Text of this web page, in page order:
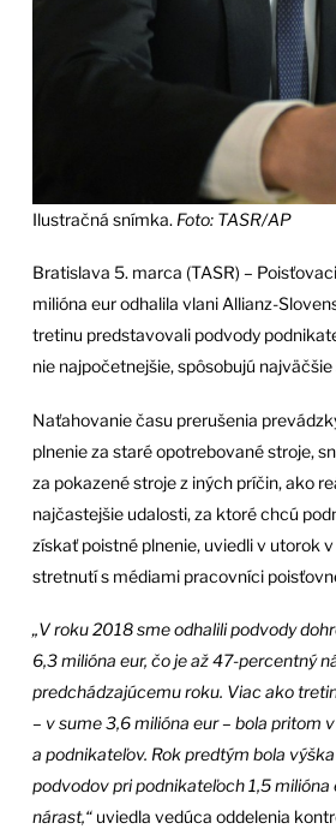
Ilustračná snímka. Foto: TASR/AP
Bratislava 5. marca (TASR) –
milióna eur odhalila vlani Allianz-
tretinu predstavovali podvody
nie najpočetnejšie, spôsobujú najväčšie
Naťahovanie času prerušenia
plnenie za staré opotrebované stroje,
za pokazené stroje z iných príčin, ako
najčastejšie udalosti, za ktoré chcú
získať poistné plnenie, uviedli v utorok
stretnutí s médiami pracovníci
„V roku 2018 sme odhalili podvody
6,3 milióna eur, čo je až 47-percentný
predchádzajúcemu roku. Viac ako
– v sume 3,6 milióna eur – bola pritom
a podnikateľov. Rok predtým bola
podvodov pri podnikateľoch 1,5 milióna
nárast,“uviedla vedúca oddelenia